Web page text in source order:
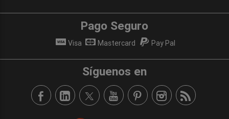
Pago Seguro
Visa Mastercard Pay Pal
Síguenos en